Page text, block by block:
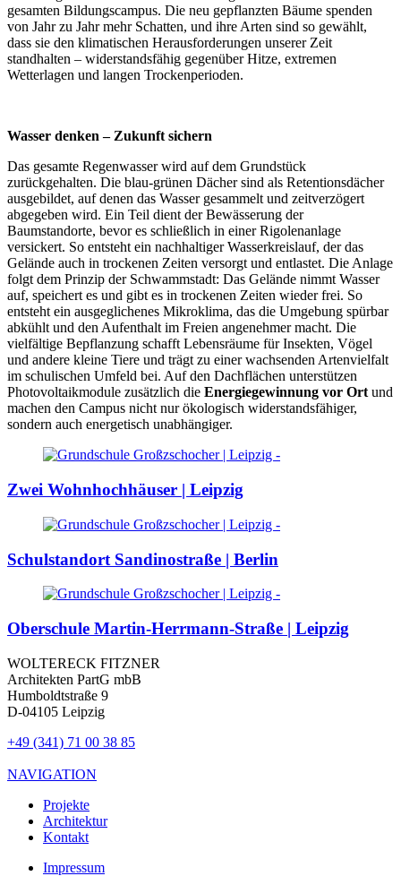
gesamten Bildungscampus. Die neu gepflanzten Bäume spenden
von Jahr zu Jahr mehr Schatten, und ihre Arten sind so gewählt,
dass sie den klimatischen Herausforderungen unserer Zeit
standhalten – widerstandsfähig gegenüber Hitze, extremen
Wetterlagen und langen Trockenperioden.
Wasser denken – Zukunft sichern
Das gesamte Regenwasser wird auf dem Grundstück
zurückgehalten. Die blau-grünen Dächer sind als Retentionsdächer
ausgebildet, auf denen das Wasser gesammelt und zeitverzögert
abgegeben wird. Ein Teil dient der Bewässerung der
Baumstandorte, bevor es schließlich in einer Rigolenanlage
versickert. So entsteht ein nachhaltiger Wasserkreislauf, der das
Gelände auch in trockenen Zeiten versorgt und entlastet. Die Anlage
folgt dem Prinzip der Schwammstadt: Das Gelände nimmt Wasser
auf, speichert es und gibt es in trockenen Zeiten wieder frei. So
entsteht ein ausgeglichenes Mikroklima, das die Umgebung spürbar
abkühlt und den Aufenthalt im Freien angenehmer macht. Die
vielfältige Bepflanzung schafft Lebensräume für Insekten, Vögel
und andere kleine Tiere und trägt zu einer wachsenden Artenvielfalt
im schulischen Umfeld bei. Auf den Dachflächen unterstützen
Photovoltaikmodule zusätzlich die Energiegewinnung vor Ortund
machen den Campus nicht nur ökologisch widerstandsfähiger,
sondern auch energetisch unabhängiger.
Zwei Wohnhochhäuser | Leipzig
Schulstandort Sandinostraße | Berlin
Oberschule Martin-Herrmann-Straße | Leipzig
WOLTERECK FITZNER
Architekten PartG mbB
Humboldtstraße 9
D-04105 Leipzig
+49 (341) 71 00 38 85
NAVIGATION
Projekte
Architektur
Kontakt
Impressum